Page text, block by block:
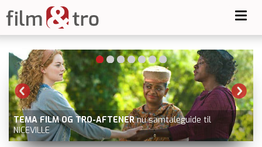
TEMA FILM OG TRO-AFTENER nu samtaleguide til
NICEVILLE